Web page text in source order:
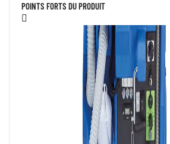
POINTS FORTS DU PRODUIT